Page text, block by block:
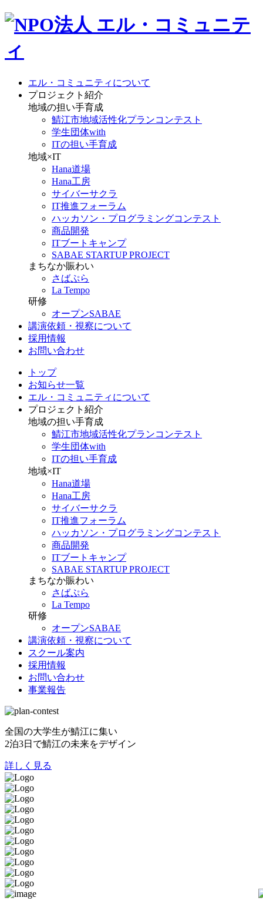
エル・コミュニティについて
プロジェクト紹介
地域の担い手育成
鯖江市地域活性化プランコンテスト
学生団体with
ITの担い手育成
地域×IT
Hana道場
Hana工房
サイバーサクラ
IT推進フォーラム
ハッカソン・プログラミングコンテスト
商品開発
ITブートキャンプ
SABAE STARTUP PROJECT
まちなか賑わい
さばぷら
La Tempo
研修
オープンSABAE
講演依頼・視察について
採用情報
お問い合わせ
トップ
お知らせ一覧
エル・コミュニティについて
プロジェクト紹介
地域の担い手育成
鯖江市地域活性化プランコンテスト
学生団体with
ITの担い手育成
地域×IT
Hana道場
Hana工房
サイバーサクラ
IT推進フォーラム
ハッカソン・プログラミングコンテスト
商品開発
ITブートキャンプ
SABAE STARTUP PROJECT
まちなか賑わい
さばぷら
La Tempo
研修
オープンSABAE
講演依頼・視察について
スクール案内
採用情報
お問い合わせ
事業報告
全国の大学生が鯖江に集い
2泊3日で鯖江の未来をデザイン
詳しく見る